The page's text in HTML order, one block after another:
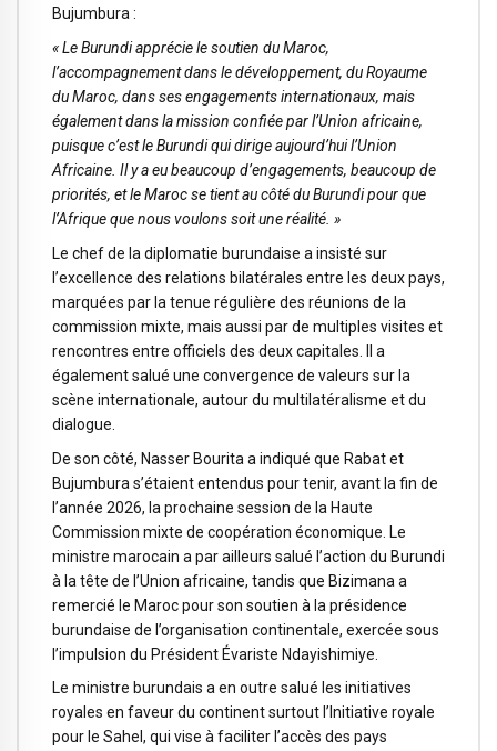
Bujumbura :
« Le Burundi apprécie le soutien du Maroc,
l’accompagnement dans le développement, du Royaume
du Maroc, dans ses engagements internationaux, mais
également dans la mission confiée par l’Union africaine,
puisque c’est le Burundi qui dirige aujourd’hui l’Union
Africaine. Il y a eu beaucoup d’engagements, beaucoup de
priorités, et le Maroc se tient au côté du Burundi pour que
l’Afrique que nous voulons soit une réalité. »
Le chef de la diplomatie burundaise a insisté sur
l’excellence des relations bilatérales entre les deux pays,
marquées par la tenue régulière des réunions de la
commission mixte, mais aussi par de multiples visites et
rencontres entre officiels des deux capitales. Il a
également salué une convergence de valeurs sur la
scène internationale, autour du multilatéralisme et du
dialogue.
De son côté, Nasser Bourita a indiqué que Rabat et
Bujumbura s’étaient entendus pour tenir, avant la fin de
l’année 2026, la prochaine session de la Haute
Commission mixte de coopération économique. Le
ministre marocain a par ailleurs salué l’action du Burundi
à la tête de l’Union africaine, tandis que Bizimana a
remercié le Maroc pour son soutien à la présidence
burundaise de l’organisation continentale, exercée sous
l’impulsion du Président Évariste Ndayishimiye.
Le ministre burundais a en outre salué les initiatives
royales en faveur du continent surtout l’Initiative royale
pour le Sahel, qui vise à faciliter l’accès des pays